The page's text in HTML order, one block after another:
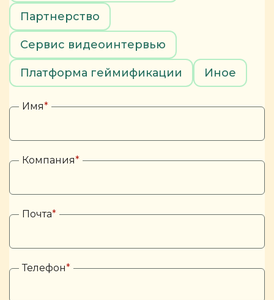
Партнерство
Сервис видеоинтервью
Платформа геймификации Иное
Имя*
Компания*
Почта*
Телефон*